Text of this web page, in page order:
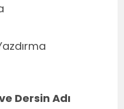
Dersin Adı